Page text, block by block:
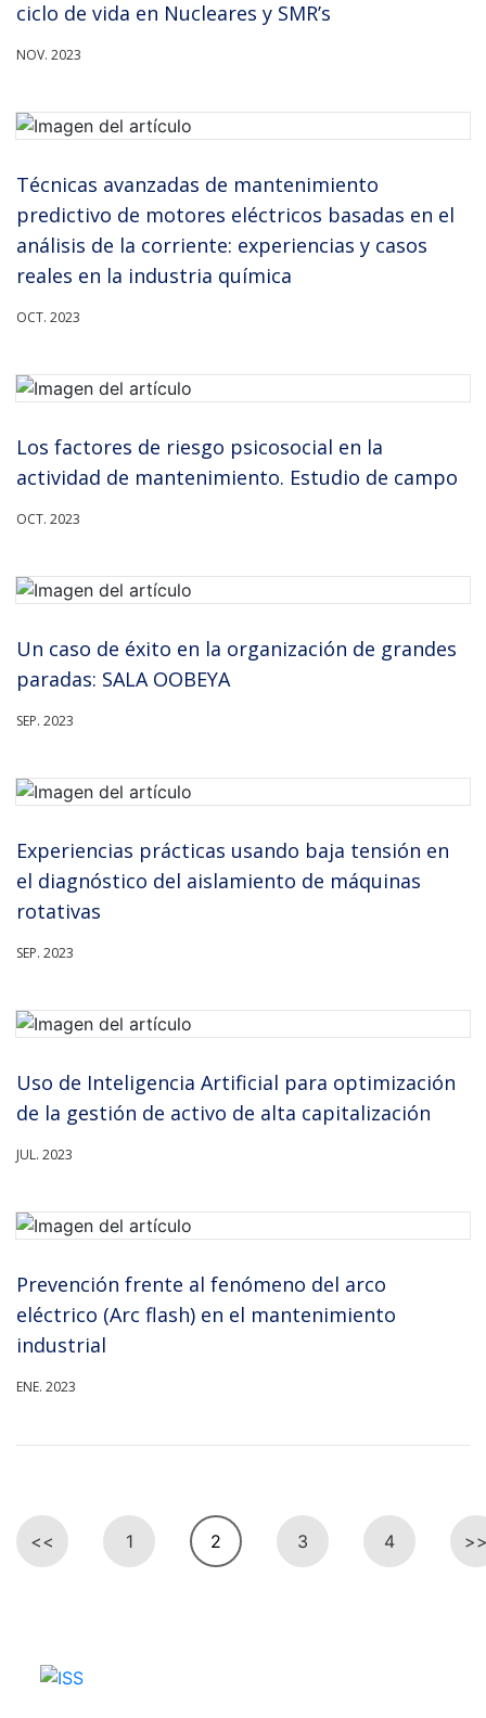
ciclo de vida en Nucleares y SMR’s
NOV. 2023
Técnicas avanzadas de mantenimiento
predictivo de motores eléctricos basadas en el
análisis de la corriente: experiencias y casos
reales en la industria química
OCT. 2023
Los factores de riesgo psicosocial en la
actividad de mantenimiento. Estudio de campo
OCT. 2023
Un caso de éxito en la organización de grandes
paradas: SALA OOBEYA
SEP. 2023
Experiencias prácticas usando baja tensión en
el diagnóstico del aislamiento de máquinas
rotativas
SEP. 2023
Uso de Inteligencia Artificial para optimización
de la gestión de activo de alta capitalización
JUL. 2023
Prevención frente al fenómeno del arco
eléctrico (Arc flash) en el mantenimiento
industrial
ENE. 2023
<< 1 2 3 4